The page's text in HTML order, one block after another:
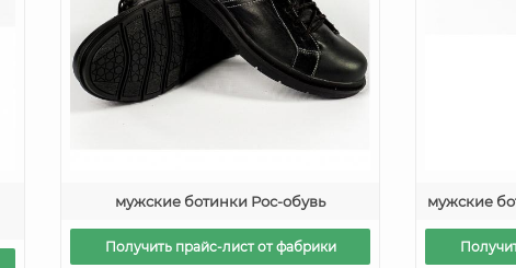
мужские ботинки Рос-обувь
Получить прайс-лист от фабрики
мужские